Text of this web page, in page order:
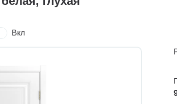
Вкл